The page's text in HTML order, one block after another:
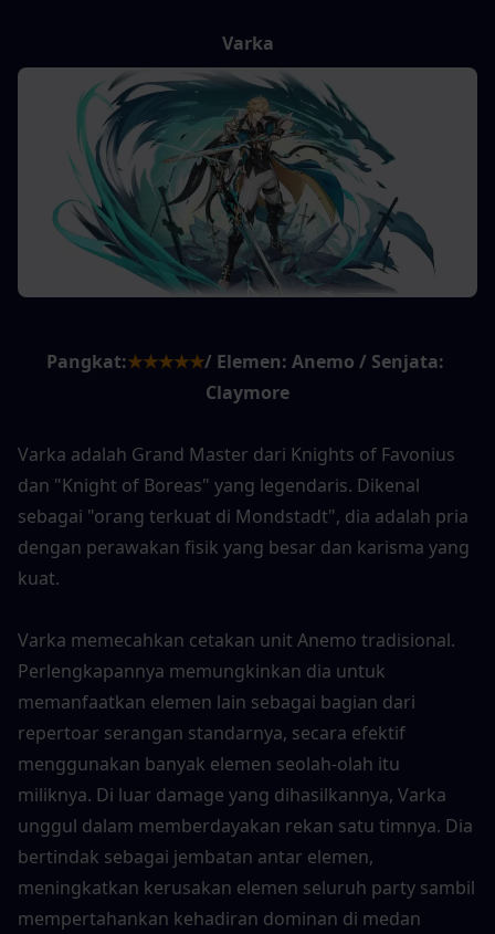
Varka
Pangkat:★★★★★/ Elemen: Anemo / Senjata:
Claymore
Varka adalah Grand Master dari Knights of Favonius
dan "Knight of Boreas" yang legendaris. Dikenal
sebagai "orang terkuat di Mondstadt", dia adalah pria
dengan perawakan fisik yang besar dan karisma yang
kuat.
Varka memecahkan cetakan unit Anemo tradisional.
Perlengkapannya memungkinkan dia untuk
memanfaatkan elemen lain sebagai bagian dari
repertoar serangan standarnya, secara efektif
menggunakan banyak elemen seolah-olah itu
miliknya. Di luar damage yang dihasilkannya, Varka
unggul dalam memberdayakan rekan satu timnya. Dia
bertindak sebagai jembatan antar elemen,
meningkatkan kerusakan elemen seluruh party sambil
mempertahankan kehadiran dominan di medan